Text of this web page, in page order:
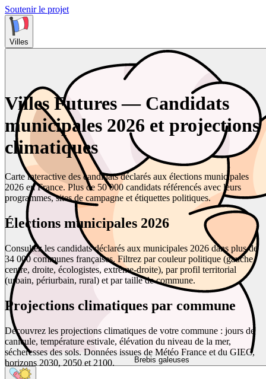
Soutenir le projet
Villes
Brebis galeuses
Villes Futures — Candidats
municipales 2026 et projections
climatiques
Carte interactive des candidats déclarés aux élections municipales
2026 en France. Plus de 50 000 candidats référencés avec leurs
programmes, sites de campagne et étiquettes politiques.
Élections municipales 2026
Consultez les candidats déclarés aux municipales 2026 dans plus de
34 000 communes françaises. Filtrez par couleur politique (gauche,
centre, droite, écologistes, extrême-droite), par profil territorial
(urbain, périurbain, rural) et par taille de commune.
Projections climatiques par commune
Découvrez les projections climatiques de votre commune : jours de
canicule, température estivale, élévation du niveau de la mer,
sécheresses des sols. Données issues de Météo France et du GIEC,
horizons 2030, 2050 et 2100.